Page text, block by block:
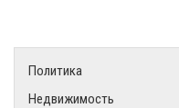
Политика
Недвижимость